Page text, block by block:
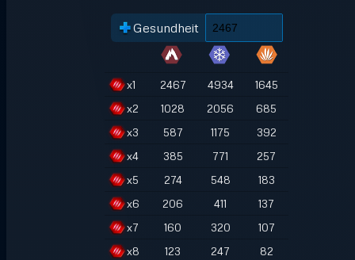
Gesundheit
x1 2467 4934
1645
x2 1028 2056
685
x3 587 1175
392
x4 385 771
257
x5 274 548
183
x6 206 411
137
x7 160 320
107
x8 123 247 82